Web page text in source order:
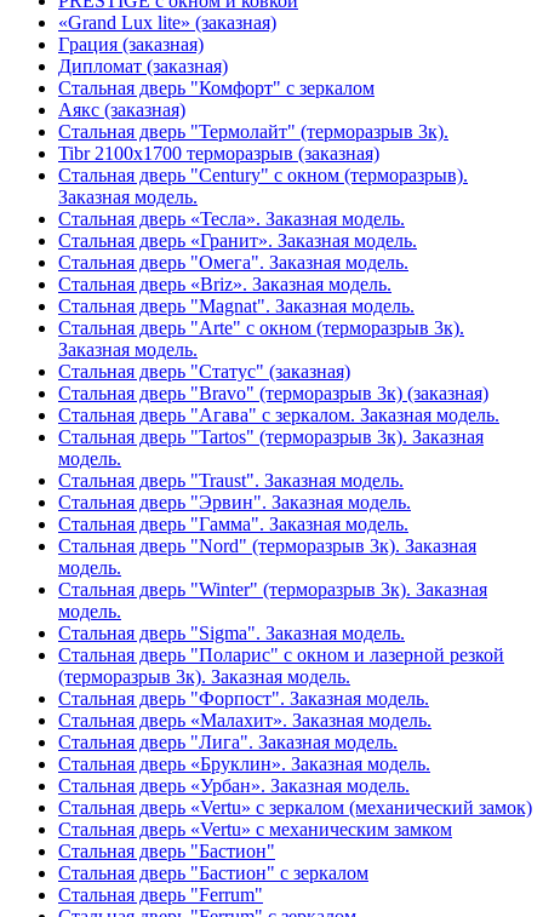
«Grand Lux lite» (заказная)
Гpация (заказная)
Дипломат (заказная)
Стальная дверь "Комфорт" с зеркалом
Аякс (заказная)
Стальная дверь "Термолайт" (терморазрыв 3к).
Tibr 2100х1700 терморазрыв (заказная)
Стальная дверь "Century" с окном (терморазрыв).
Заказная модель.
Стальная дверь «Тесла». Заказная модель.
Стальная дверь «Гранит». Заказная модель.
Стальная дверь "Омега". Заказная модель.
Стальная дверь «Briz». Заказная модель.
Стальная дверь "Magnat". Заказная модель.
Стальная дверь "Arte" с окном (терморазрыв 3к).
Заказная модель.
Стальная дверь "Статус" (заказная)
Стальная дверь "Bravo" (терморазрыв 3к) (заказная)
Стальная дверь "Агава" с зеркалом. Заказная модель.
Стальная дверь "Tartos" (терморазрыв 3к). Заказная
модель.
Стальная дверь "Traust". Заказная модель.
Стальная дверь "Эрвин". Заказная модель.
Стальная дверь "Гамма". Заказная модель.
Стальная дверь "Nord" (терморазрыв 3к). Заказная
модель.
Стальная дверь "Winter" (терморазрыв 3к). Заказная
модель.
Стальная дверь "Sigma". Заказная модель.
Стальная дверь "Поларис" с окном и лазерной резкой
(терморазрыв 3к). Заказная модель.
Стальная дверь "Форпост". Заказная модель.
Стальная дверь «Малахит». Заказная модель.
Стальная дверь "Лига". Заказная модель.
Стальная дверь «Бруклин». Заказная модель.
Стальная дверь «Урбан». Заказная модель.
Стальная дверь «Vertu» с зеркалом (механический замок)
Стальная дверь «Vertu» с механическим замком
Стальная дверь "Бастион"
Стальная дверь "Бастион" с зеркалом
Стальная дверь "Ferrum"